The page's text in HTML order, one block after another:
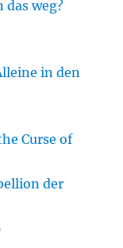
weg?
in den
Curse of
der